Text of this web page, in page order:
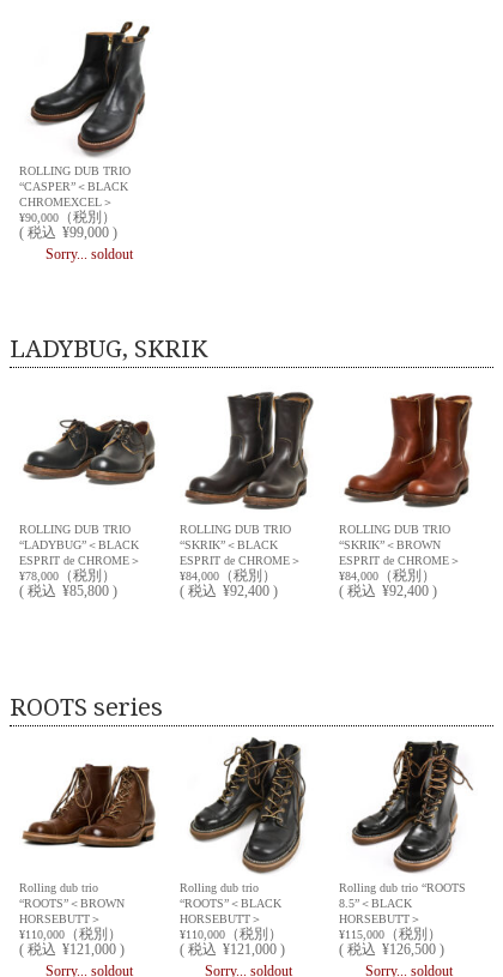
ROLLING DUB TRIO
“CASPER”＜BLACK
CHROMEXCEL＞
¥90,000
（税別）
(税込 ¥99,000 )
Sorry... soldout
LADYBUG, SKRIK
ROLLING DUB TRIO
“LADYBUG”＜BLACK
ESPRIT de CHROME＞
¥78,000
（税別）
(税込 ¥85,800 )
ROLLING DUB TRIO
“SKRIK”＜BLACK
ESPRIT de CHROME＞
¥84,000（税別）
( 税込 ¥92,400 )
ROLLING DUB TRIO
“SKRIK”＜BROWN
ESPRIT de CHROME＞
¥84,000（税別）
( 税込 ¥92,400 )
ROOTS series
Rolling dub trio
“ROOTS”＜BROWN
HORSEBUTT＞
¥110,000
（税別）
(税込 ¥121,000 )
Sorry... soldout
Rolling dub trio
“ROOTS”＜BLACK
HORSEBUTT＞
¥110,000（税別）
( 税込 ¥121,000 )
Sorry... soldout
Rolling dub trio “ROOTS
8.5”＜BLACK
HORSEBUTT＞
¥115,000（税別）
( 税込 ¥126,500 )
Sorry... soldout